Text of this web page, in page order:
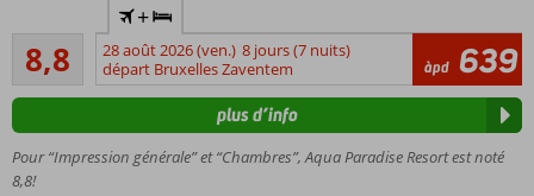
illimité au
plus
grand
aquatique
de
8,8Recommandé
705
commentaires
+
28 août 2026 (ven.) 8 jours (7 nuits)
départ Bruxelles Zaventem
àpd 639
Pour “Impression générale” et “Chambres”, Aqua Paradise Resort est noté
8,8!
plus d’info